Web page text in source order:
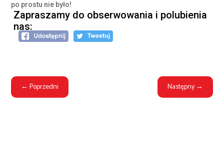
po prostu nie było!
Zapraszamy do obserwowania i polubienia
nas:
←Poprzedni Następny→